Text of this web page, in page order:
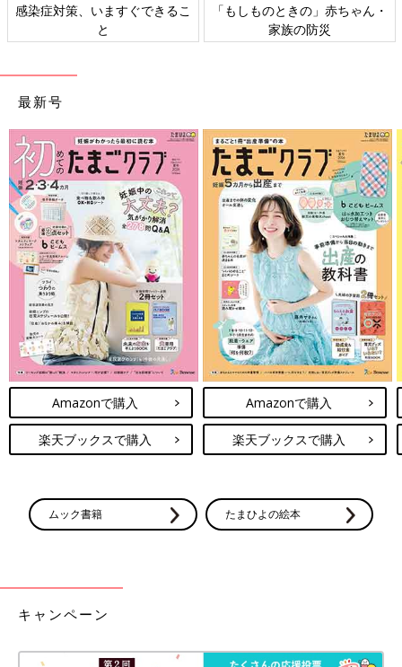
感染症対策、いますぐできるこ
と
「もしものときの」赤ちゃん・
家族の防災
最新号
Amazonで購入
楽天ブックスで購入
Amazonで購入
楽天ブックスで購入
ムック書籍 たまひよの絵本
キャンペーン